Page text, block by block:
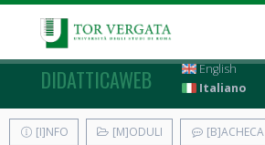
DIDATTICAWEB
English
Italiano
[I]NFO [M]ODULI [B]ACHECA